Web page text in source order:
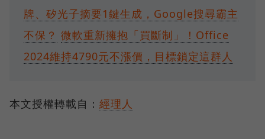
牌、矽光子摘要1鍵生成，Google搜尋霸主
不保？ 微軟重新擁抱「買斷制」！Office
2024維持4790元不漲價，目標鎖定這群人
本文授權轉載自： 經理人